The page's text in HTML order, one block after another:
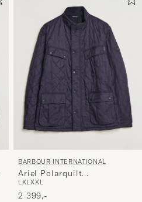
BARBOUR INTERNATIONAL
Ariel Polarquilt
International Jacket Navy
LXLXXL
2 399,-